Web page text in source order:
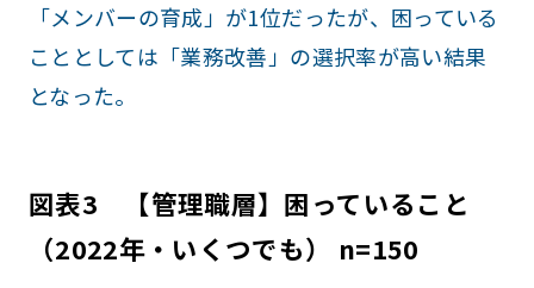
「メンバーの育成」が1位だったが、困っている
こととしては「業務改善」の選択率が高い結果
となった。
図表3 【管理職層】困っていること
（2022年・いくつでも） n=150